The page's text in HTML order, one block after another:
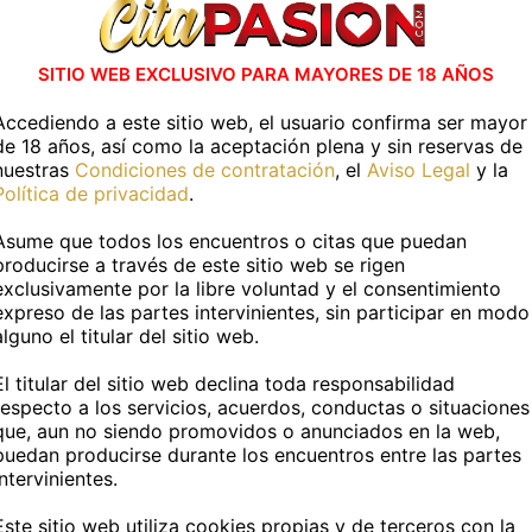
Virtuales en otras capitales de
Albacete capital Alicante capital
Barcelona capital Bilbao
Cádiz capital Castellón capital
Córdoba capital Cuenca capital
Guadalajara capital Huelva capital
Las Palmas León capital
Lugo capital Madrid capital
Murcia capital
Ver Más
por Telegram con
en plataformas como CitaPASION.COM disponemos
como escorts Badajoz Telegram, diferenciándose
SITIO WEB EXCLUSIVO PARA MAYORES DE 18 AÑOS
a este sitio web, el usuario confirma ser mayor
18 años, así como la aceptación plena y sin reservas de
Condiciones de contratación, el Aviso Legal y la
de privacidad.
que todos los encuentros o citas que puedan
a través de este sitio web se rigen
por la libre voluntad y el consentimiento
de las partes intervinientes, sin participar en modo
el titular del sitio web.
titular del sitio web declina toda responsabilidad
a los servicios, acuerdos, conductas o situaciones
aun no siendo promovidos o anunciados en la web,
producirse durante los encuentros entre las partes
sitio web utiliza cookies propias y de terceros con la